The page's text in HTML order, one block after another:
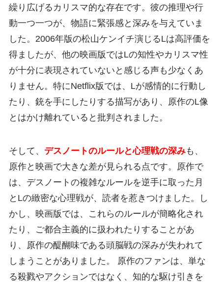
繰り広げるカリスマ的な存在です。彼の推理や行
動一つ一つが、物語に緊張感と深みを与えていま
した。2006年版の松山ケンイチ演じるLは高評価を
得ましたが、他の映画版ではLの知性やカリスマ性
が十分に表現されていないと感じる声も少なくあ
りません。特にNetflix版では、Lが感情的に行動し
たり、銃を手にしたりする描写があり、原作のL像
とはかけ離れていると批判されました。
そして、 デスノートのルールと心理戦の深みも、
原作と映画で大きな差が見られる点です。原作で
は、デスノートの複雑なルールを逆手に取った月
とLの緻密な心理戦が、読者を惹きつけました。し
かし、映画版では、これらのルールが簡略化され
たり、ご都合主義的に扱われたりすることがあ
り、原作の醍醐味である頭脳戦の深みが失われて
しまうことがありました。 原作のファンは、単な
る殺戮やアクションではなく、知的な駆け引きを